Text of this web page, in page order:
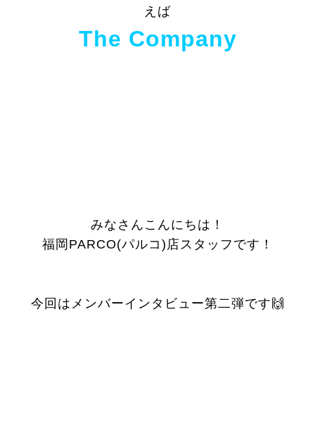
えば
The Company
みなさんこんにちは！
福岡PARCO(パルコ)店スタッフです！
今回はメンバーインタビュー第二弾です🙌